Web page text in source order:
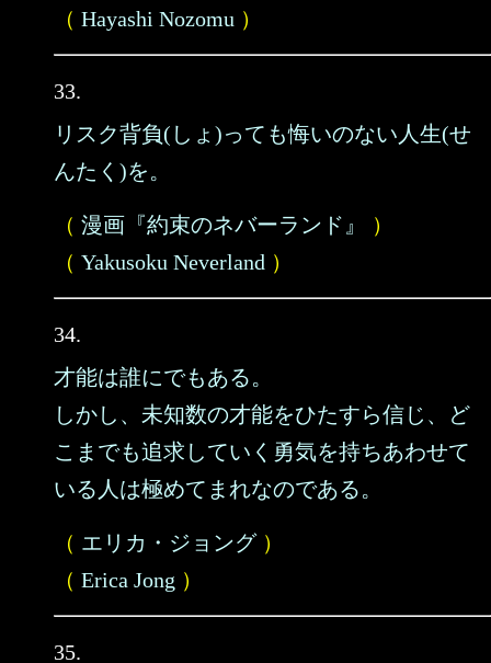
（ Hayashi Nozomu ）
33.
リスク背負(しょ)っても悔いのない人生(せ
んたく)を。
（ 漫画『約束のネバーランド』
）
（ Yakusoku Neverland ）
34.
才能は誰にでもある。
しかし、未知数の才能をひたすら信じ、ど
こまでも追求していく勇気を持ちあわせて
いる人は極めてまれなのである。
（ エリカ・ジョング）
（ Erica Jong ）
35.